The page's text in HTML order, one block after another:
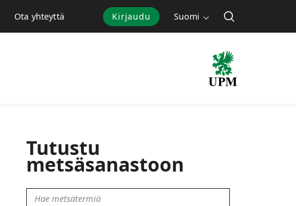
Kirjaudu Suomi
Ota yhteyttä
Tutustu
metsäsanastoon